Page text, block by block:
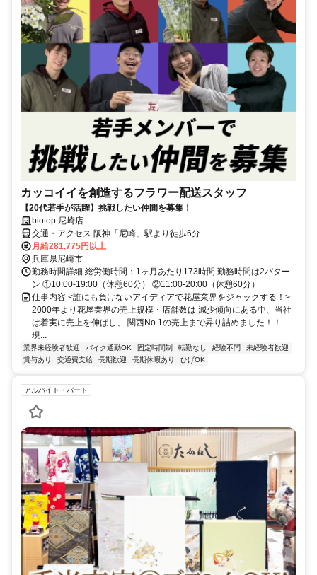
カッコイイを創造するフラワー配送スタッフ
【20代若手が活躍】挑戦したい仲間を募集！
biotop 尼崎店
交通・アクセス 阪神「尼崎」駅より徒歩6分
月給281,775円以上
兵庫県尼崎市
勤務時間詳細 総労働時間：1ヶ月あたり173時間 勤務時間は2パター
ン ①10:00-19:00（休憩60分） ②11:00-20:00（休憩60分）
仕事内容 <誰にも負けないアイディアで花屋業界をジャックする！>
2000年より花屋業界の売上規模・店舗数は 減少傾向にある中、当社
は着実に売上を伸ばし、 関西No.1の売上まで昇り詰めました！！
現...
業界未経験者歓迎 バイク通勤OK 固定時間制 転勤なし 経験不問
未経験者歓迎
賞与あり
交通費支給 長期歓迎 長期休暇あり ひげOK
アルバイト・パート